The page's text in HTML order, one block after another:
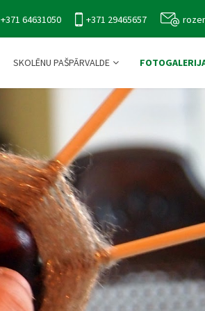
+371 64631050 +371 29465657
SKOLĒNU PAŠPĀRVALDE